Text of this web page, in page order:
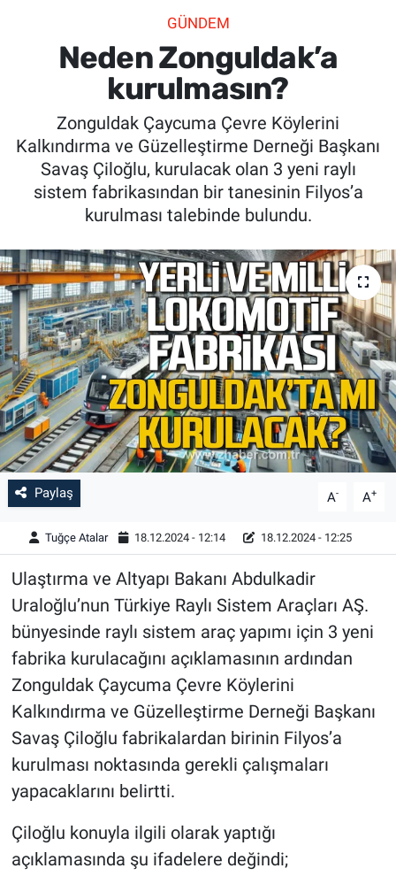
GÜNDEM
Neden Zonguldak’a
kurulmasın?
Zonguldak Çaycuma Çevre Köylerini
Kalkındırma ve Güzelleştirme Derneği Başkanı
Savaş Çiloğlu, kurulacak olan 3 yeni raylı
sistem fabrikasından bir tanesinin Filyos’a
kurulması talebinde bulundu.
Paylaş A- A+
Tuğçe Atalar 18.12.2024 - 12:14 18.12.2024 - 12:25
Ulaştırma ve Altyapı Bakanı Abdulkadir
Uraloğlu’nun Türkiye Raylı Sistem Araçları AŞ.
bünyesinde raylı sistem araç yapımı için 3 yeni
fabrika kurulacağını açıklamasının ardından
Zonguldak Çaycuma Çevre Köylerini
Kalkındırma ve Güzelleştirme Derneği Başkanı
Savaş Çiloğlu fabrikalardan birinin Filyos’a
kurulması noktasında gerekli çalışmaları
yapacaklarını belirtti.
Çiloğlu konuyla ilgili olarak yaptığı
açıklamasında şu ifadelere değindi;
SAĞLIK